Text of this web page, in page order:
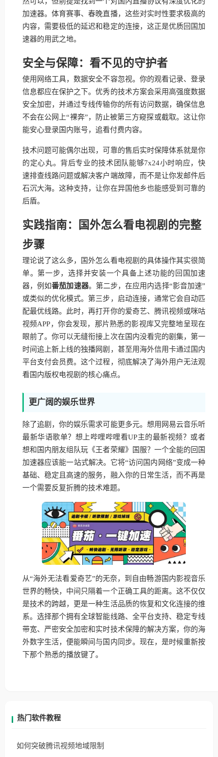
加速器。体育赛事、春晚直播，这些对实时性要求极高的
内容，需要极低的延迟和稳定的连接，这正是优质回国加
速器的用武之地。
安全与保障：看不见的守护者
使用网络工具，数据安全不容忽视。你的观看记录、登录
信息都应在保护之下。优秀的技术方案会采用高强度数据
安全加密，并通过专线传输你的所有访问数据，确保信息
不会在公网上“裸奔”，防止被第三方窥探或截取。这让你
能安心登录国内账号，追看付费内容。
技术问题可能偶尔出现，可靠的售后实时保障体系就是你
的定心丸。背后专业的技术团队能够7x24小时响应，快
速排查线路问题或解决客户端故障，而不是让你发邮件后
石沉大海。这种支持，让你在异国他乡也能感受到可靠的
后盾。
实践指南：国外怎么看电视剧的完整
步骤
理论说了这么多，国外怎么看电视剧的具体操作其实很简
单。第一步，选择并安装一个具备上述功能的回国加速
器，例如番茄加速器。第二步，在应用内选择“影音加速”
或类似的优化模式。第三步，启动连接，通常它会自动匹
配最优线路。此时，再打开你的爱奇艺、腾讯视频或咪咕
视频APP，你会发现，那片熟悉的影视库又完整地呈现在
眼前了。你可以无缝衔接上次在国内没看完的剧集，第一
时间追上新上线的独播网剧，甚至用海外信用卡通过国内
平台支付会员费。这个过程，彻底解决了海外用户无法观
看国内版权电视剧的核心痛点。
更广阔的娱乐世界
除了追剧，你的娱乐需求可能更多元。想用网易云音乐听
最新华语歌单？想上哔哩哔哩看UP主的最新视频？或者
想和国内朋友组队玩《王者荣耀》国服？一个全能的回国
加速器应该能一站式解决。它将“访问国内网络”变成一种
基础、稳定且高速的服务，融入你的日常生活，而不再是
一个需要反复折腾的技术难题。
从“海外无法看爱奇艺”的无奈，到自由畅游国内影视音乐
世界的畅快，中间只隔着一个正确工具的距离。这不仅仅
是技术的跨越，更是一种生活品质的恢复和文化连接的维
系。选择那个拥有全球智能线路、全平台支持、稳定专线
带宽、严密安全加密和实时技术保障的解决方案，你的海
外数字生活，便能瞬间与国内同步。现在，是时候重新按
下那个熟悉的播放键了。
热门软件教程
如何突破腾讯视频地域限制